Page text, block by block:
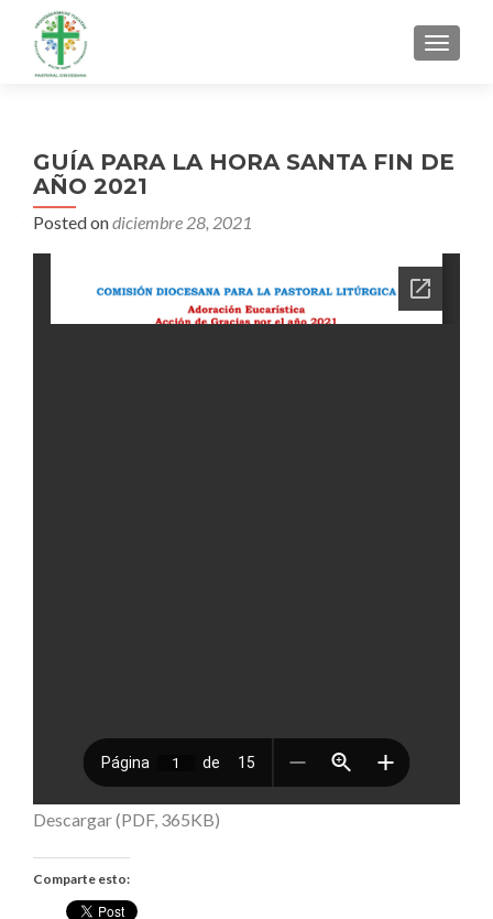
MENU
GUÍA PARA LA HORA SANTA FIN DE
AÑO 2021
Posted ondiciembre 28, 2021
Descargar (PDF, 365KB)
Comparte esto: